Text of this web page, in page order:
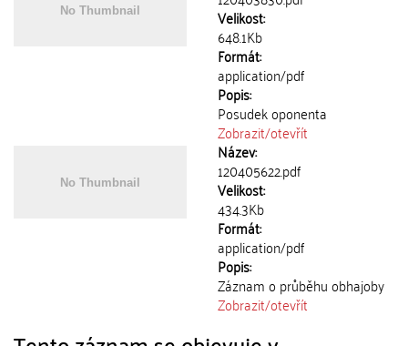
Velikost:
648.1Kb
Formát:
application/pdf
Popis:
Posudek oponenta
Zobrazit/otevřít
Název:
120405622.pdf
Velikost:
434.3Kb
Formát:
application/pdf
Popis:
Záznam o průběhu obhajoby
Zobrazit/otevřít